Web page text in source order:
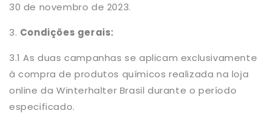
30 de novembro de 2023.
3. Condições gerais:
3.1 As duas campanhas se aplicam exclusivamente
à compra de produtos químicos realizada na loja
online da Winterhalter Brasil durante o período
especificado.